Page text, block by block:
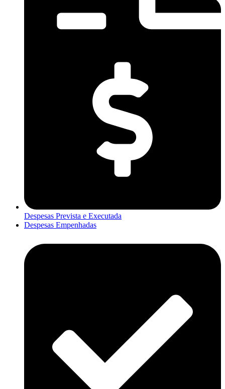
Despesas Prevista e Executada
Despesas Empenhadas